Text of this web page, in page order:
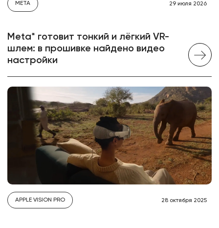
META 29 июля 2026
Meta* готовит тонкий и лёгкий VR-
шлем: в прошивке найдено видео
настройки
APPLE VISION PRO 28 октября 2025